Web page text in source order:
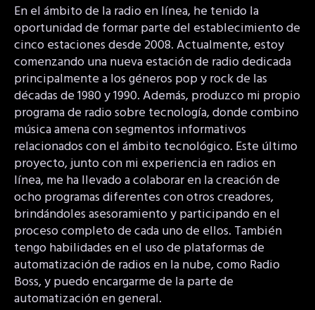
En el ámbito de la radio en línea, he tenido la
oportunidad de formar parte del establecimiento de
cinco estaciones desde 2008. Actualmente, estoy
comenzando una nueva estación de radio dedicada
principalmente a los géneros pop y rock de las
décadas de 1980 y 1990. Además, produzco mi propio
programa de radio sobre tecnología, donde combino
música amena con segmentos informativos
relacionados con el ámbito tecnológico. Este último
proyecto, junto con mi experiencia en radios en
línea, me ha llevado a colaborar en la creación de
ocho programas diferentes con otros creadores,
brindándoles asesoramiento y participando en el
proceso completo de cada uno de ellos. También
tengo habilidades en el uso de plataformas de
automatización de radios en la nube, como Radio
Boss, y puedo encargarme de la parte de
automatización en general.